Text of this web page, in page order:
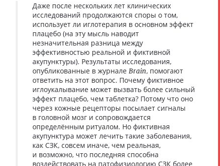
Даже после нескольких лет клинических
исследований продолжаются споры о том,
использует ли иглотерапия в основном эффект
плацебо (на эту мысль наводит
незначительная разница между
эффективностью реальной и фиктивной
акупунктуры). Результаты исследования,
опубликованные в журнале Brain, помогают
ответить на этот вопрос. Почему фиктивное
иглоукалывание может вызвать более сильный
эффект плацебо, чем таблетка? Потому что оно
через кожные рецепторы посылает сигналы
в головной мозг и сопровождается
определённым ритуалом. Но фиктивная
акупунктура может лечить такие заболевания,
как СЗК, совсем иначе, чем реальная,
и возможно, что последняя способна
воздействовать на патофизиологию СЗК более